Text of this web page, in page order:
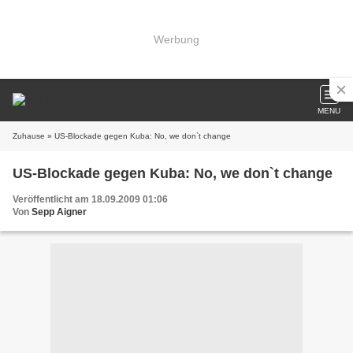
Werbung
MENU
Zuhause » US-Blockade gegen Kuba: No, we don`t change
US-Blockade gegen Kuba: No, we don`t change
Veröffentlicht am 18.09.2009 01:06
Von Sepp Aigner